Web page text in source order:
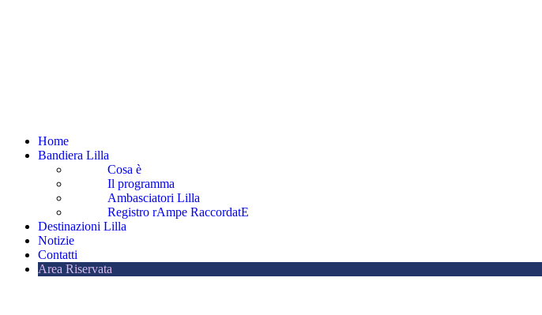
Home
Bandiera Lilla
Cosa è
Il programma
Ambasciatori Lilla
Registro rAmpe RaccordatE
Destinazioni Lilla
Notizie
Contatti
Area Riservata